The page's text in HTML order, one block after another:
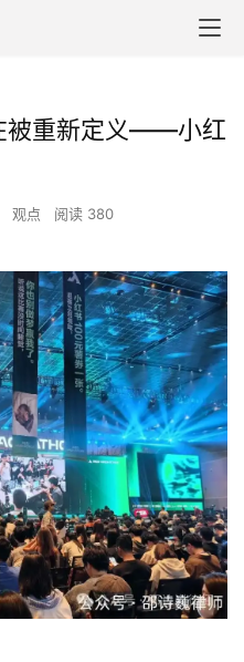
被重新定义——小红
观点 阅读 380